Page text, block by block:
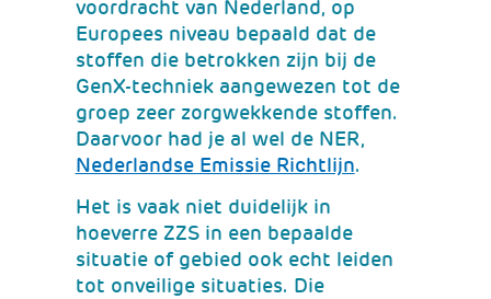
voordracht van Nederland, op
Europees niveau bepaald dat de
stoffen die betrokken zijn bij de
GenX-techniek aangewezen tot de
groep zeer zorgwekkende stoffen.
Daarvoor had je al wel de NER,
Nederlandse Emissie Richtlijn(verwijst
website)
.
Het is vaak niet duidelijk in
hoeverre ZZS in een bepaalde
situatie of gebied ook echt leiden
tot onveilige situaties. Die